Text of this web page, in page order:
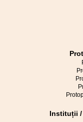
Instituții